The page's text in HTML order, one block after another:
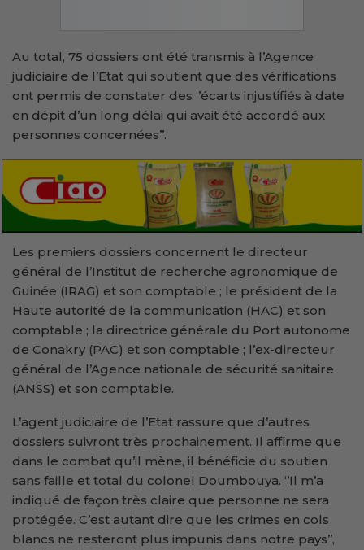
Au total, 75 dossiers ont été transmis à l’Agence
judiciaire de l’Etat qui soutient que des vérifications
ont permis de constater des ‘’écarts injustifiés à date
en dépit d’un long délai qui avait été accordé aux
personnes concernées’’.
Les premiers dossiers concernent le directeur
général de l’Institut de recherche agronomique de
Guinée (IRAG) et son comptable ; le président de la
Haute autorité de la communication (HAC) et son
comptable ; la directrice générale du Port autonome
de Conakry (PAC) et son comptable ; l’ex-directeur
général de l’Agence nationale de sécurité sanitaire
(ANSS) et son comptable.
L’agent judiciaire de l’Etat rassure que d’autres
dossiers suivront très prochainement. Il affirme que
dans le combat qu’il mène, il bénéficie du soutien
sans faille et total du colonel Doumbouya. ‘’Il m’a
indiqué de façon très claire que personne ne sera
protégée. C’est autant dire que les crimes en cols
blancs ne resteront plus impunis dans notre pays’’,